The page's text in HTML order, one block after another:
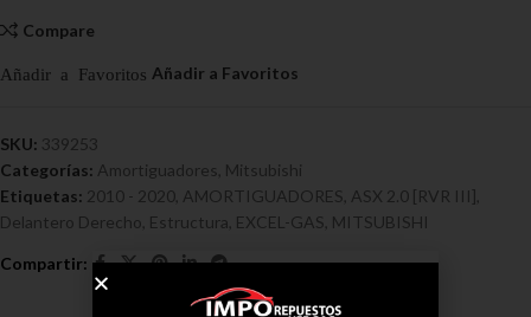
Compare
SKU: 339253
Categorías: Amortiguadores Mitsubishi
Etiquetas: 2010 - 2020 AMORTIGUADORES ASX 2.0 [RVR III]
Delantero Derecho Estructura EXCEL-GAS MITSUBISHI